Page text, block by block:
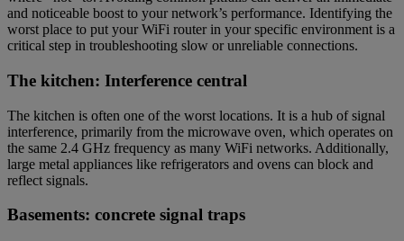
and noticeable boost to your network’s performance. Identifying the
worst place to put your WiFi router in your specific environment is a
critical step in troubleshooting slow or unreliable connections.
The kitchen: Interference central
The kitchen is often one of the worst locations. It is a hub of signal
interference, primarily from the microwave oven, which operates on
the same 2.4 GHz frequency as many WiFi networks. Additionally,
large metal appliances like refrigerators and ovens can block and
reflect signals.
Basements: concrete signal traps